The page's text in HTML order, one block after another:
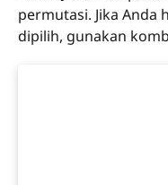
permutasi. Jika Anda
dipilih, gunakan